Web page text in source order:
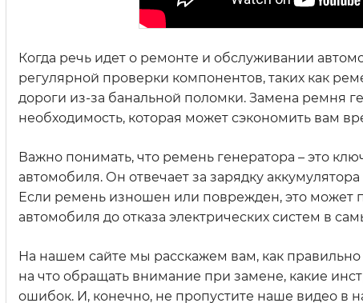
Когда речь идет о ремонте и обслуживании
регулярной проверки компонентов, таких как
дороги из-за банальной поломки. Замена ремня
необходимость, которая может сэкономить вам
Важно понимать, что ремень генератора – это
автомобиля. Он отвечает за зарядку
Если ремень изношен или поврежден, это может
автомобиля до отказа электрических систем в
На нашем сайте мы расскажем вам, как
на что обращать внимание при замене, какие
ошибок. И, конечно, не пропустите наше видео в